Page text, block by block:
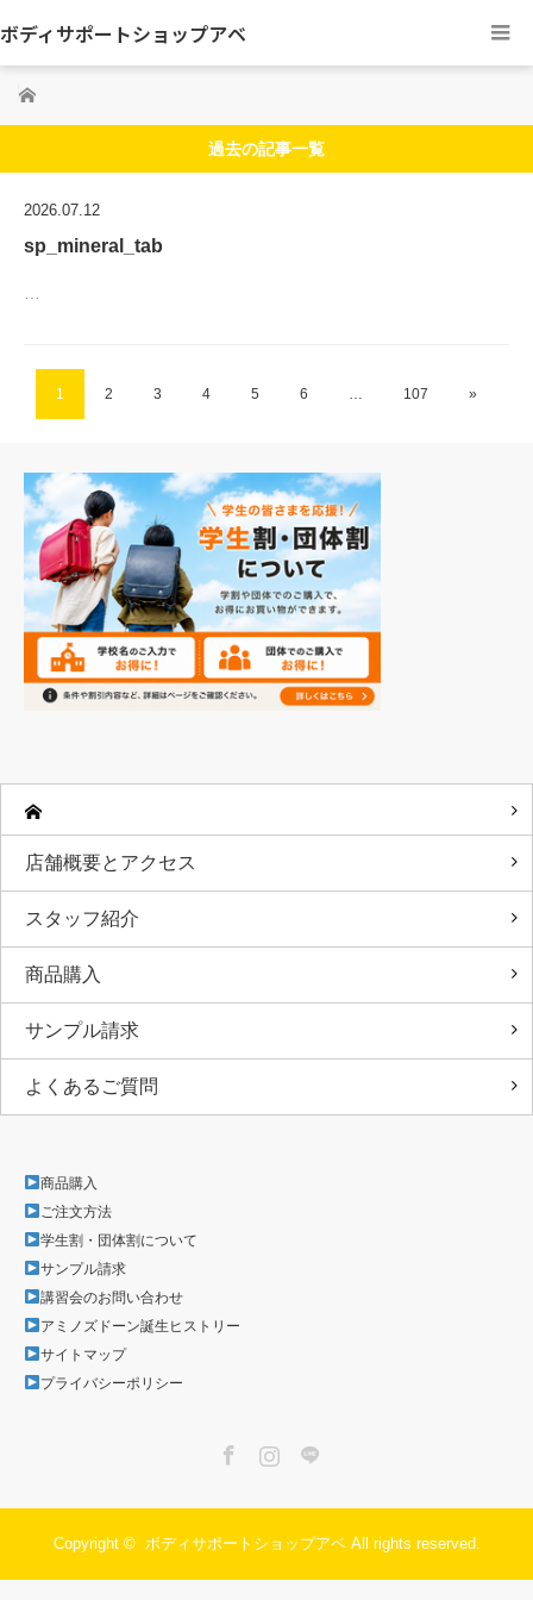
ボディサポートショップアベ
ホーム
過去の記事一覧
2026.07.12
sp_mineral_tab
1 2 3 4 5 6 … 107 »
店舗概要とアクセス
スタッフ紹介
商品購入
サンプル請求
よくあるご質問
商品購入
ご注文方法
学生割・団体割について
サンプル請求
講習会のお問い合わせ
アミノズドーン誕生ヒストリー
サイトマップ
プライバシーポリシー
Copyright © ボディサポートショップアベAll rights reserved.